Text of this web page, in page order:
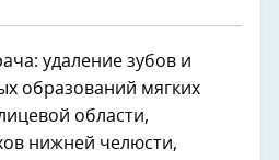
удаление зубов и
образований мягких
области,
нижней челюсти,